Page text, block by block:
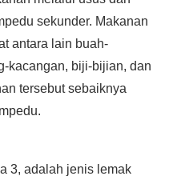
sekunder. Makanan
antara lain buah-
kacangan, biji-bijian, dan
tersebut sebaiknya
3, adalah jenis lemak